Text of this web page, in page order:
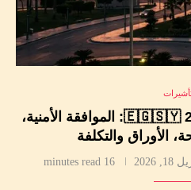
فيزا مصر للسوريين 2026 🇪🇬🇸🇾: الموافقة الأمنية،
الأوراق والتكلفة
18, 2026
16 minutes read